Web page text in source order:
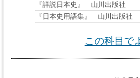
『詳説日本史』 山川出版社
『日本史用語集』 山川出版社
この科目で